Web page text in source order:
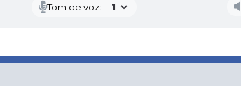
Tom de voz: